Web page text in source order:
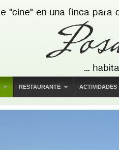
RESTAURANTE ACTIVIDADES